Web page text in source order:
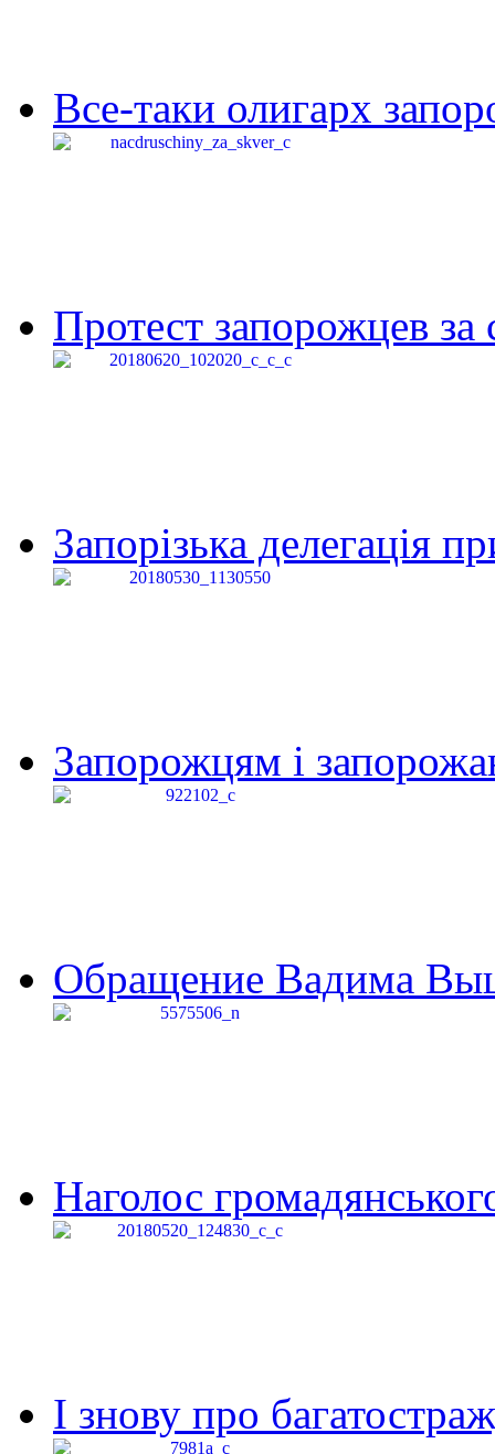
Все-таки олигарх
Протест запорожцев за
Запорізька делегація
Запорожцям і
Обращение Вадима
Наголос
І знову про